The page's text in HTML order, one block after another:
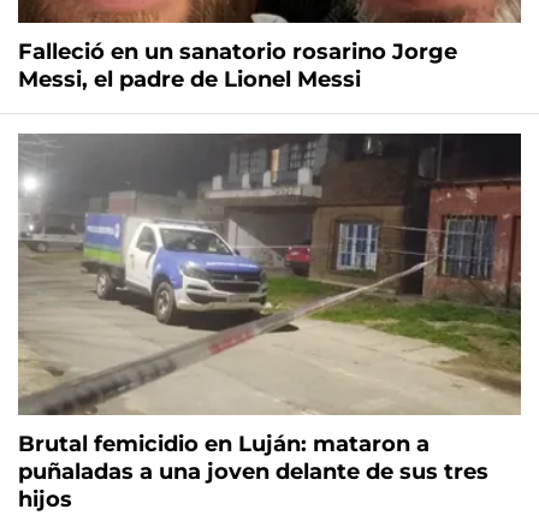
Falleció en un sanatorio rosarino Jorge
Messi, el padre de Lionel Messi
Brutal femicidio en Luján: mataron a
puñaladas a una joven delante de sus tres
hijos